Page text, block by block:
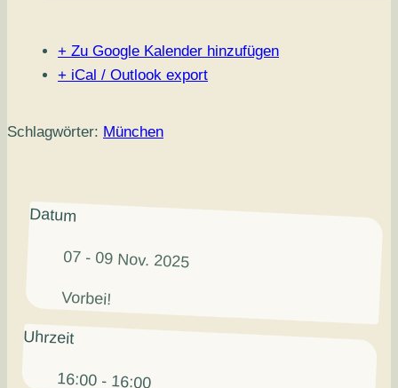
+ Zu Google Kalender hinzufügen
+ iCal / Outlook export
Schlagwörter: München
Datum
07 - 09 Nov. 2025
Vorbei!
Uhrzeit
16:00 - 16:00